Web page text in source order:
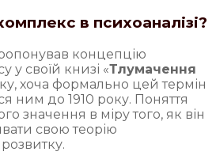
в психоаналізі?
концепцію
у своїй книзі «Тлумачення
хоча формально цей термін
ним до 1910 року. Поняття
значення в міру того, як він
свою теорію